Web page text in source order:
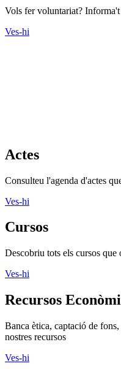
Vols fer voluntariat?
Ves-hi
Actes
Consulteu l'agenda d'actes
Ves-hi
Cursos
Descobriu tots els cursos que
Ves-hi
Recursos
Banca ètica, captació de
nostres recursos
Ves-hi